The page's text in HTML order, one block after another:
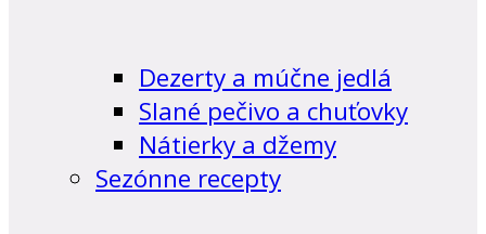
Dezerty a múčne jedlá
Slané pečivo a chuťovky
Nátierky a džemy
Sezónne recepty